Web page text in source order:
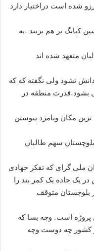
شده است دراختیار دارد
کیانگ بر هم بزنند .به
متعهد شده اند
نشود ولی نگفته که که
بشود.قدرت منطقه در
مکان ونامزد پیوستن
سهم طالبان
ملی گرای که تفکر جهادی
در یک جاده یک کمر بند را
برای دهه های باقی مانده قرن21در بلوچستان متوقف
پروژه است. وچه بسا که
کشور چه دوست وچه